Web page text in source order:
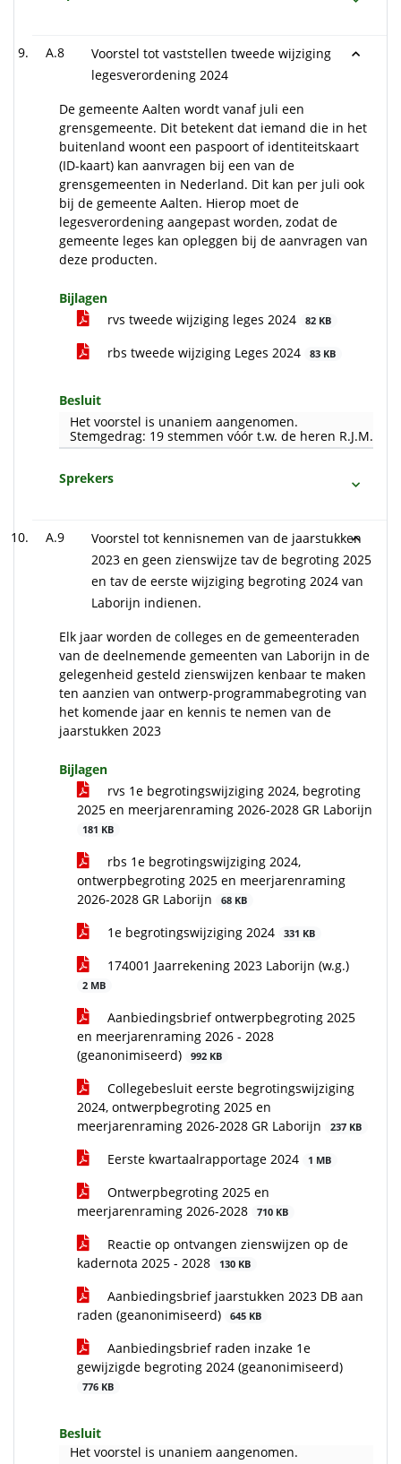
A.8
Voorstel tot vaststellen tweede wijziging
legesverordening 2024
De gemeente Aalten wordt vanaf juli een
grensgemeente. Dit betekent dat iemand die in het
buitenland woont een paspoort of identiteitskaart
(ID-kaart) kan aanvragen bij een van de
grensgemeenten in Nederland. Dit kan per juli ook
bij de gemeente Aalten. Hierop moet de
legesverordening aangepast worden, zodat de
gemeente leges kan opleggen bij de aanvragen van
deze producten.
Bijlagen
rvs tweede wijziging leges 2024
82 KB
rbs tweede wijziging Leges 2024 83 KB
Besluit
Het voorstel is unaniem aangenomen.
Stemgedrag: 19 stemmen vóór t.w. de heren R.J.M.
Sprekers
A.9
Voorstel tot kennisnemen van de jaarstukken
2023 en geen zienswijze tav de begroting 2025
en tav de eerste wijziging begroting 2024 van
Laborijn indienen.
Elk jaar worden de colleges en de gemeenteraden
van de deelnemende gemeenten van Laborijn in de
gelegenheid gesteld zienswijzen kenbaar te maken
ten aanzien van ontwerp-programmabegroting van
het komende jaar en kennis te nemen van de
jaarstukken 2023
Bijlagen
rvs 1e begrotingswijziging 2024, begroting
2025 en meerjarenraming 2026-2028 GR Laborijn
181 KB
rbs 1e begrotingswijziging 2024,
ontwerpbegroting 2025 en meerjarenraming
2026-2028 GR Laborijn
68 KB
1e begrotingswijziging 2024 331 KB
174001 Jaarrekening 2023 Laborijn (w.g.)
2 MB
Aanbiedingsbrief ontwerpbegroting 2025
en meerjarenraming 2026 - 2028
(geanonimiseerd)
992 KB
Collegebesluit eerste begrotingswijziging
2024, ontwerpbegroting 2025 en
meerjarenraming 2026-2028 GR Laborijn
237 KB
Eerste kwartaalrapportage 2024 1 MB
Ontwerpbegroting 2025 en
meerjarenraming 2026-2028
710 KB
Reactie op ontvangen zienswijzen op de
kadernota 2025 - 2028
130 KB
Aanbiedingsbrief jaarstukken 2023 DB aan
raden (geanonimiseerd)
645 KB
Aanbiedingsbrief raden inzake 1e
gewijzigde begroting 2024 (geanonimiseerd)
776 KB
Besluit
Het voorstel is unaniem aangenomen.